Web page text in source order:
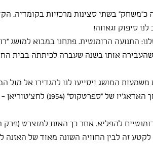
בשתי סצינות מרכזיות בקומדיה.
סיפוק וגאווה!
התנועה הרומנטית. פתחנו במבוא למושג
אותו בשנה שעברה לכיתתה בבית
המושג ויסייעו לנו להגדירו אל מול
ו״מודרניסטי״. האזנו וצפינו בדממה בקטע בלט מתוך
להפליא. אחר כך האזנו למוצרט (פרק
חוויית ההאזנה לקטע זה לבין החוויה השונה מאוד של